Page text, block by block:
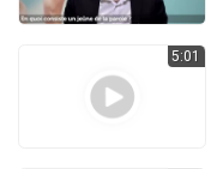
5:01